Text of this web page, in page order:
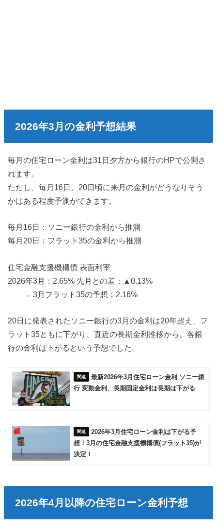
2026年3月の金利予想結果
毎月の住宅ローン金利は31日夕方から銀行のHPで公開さ
れます。
ただし、毎月16日、20日頃に来月の金利がどうなりそう
かはある程度予測ができます。
毎月16日：ソニー銀行の金利から推測
毎月20日：フラット35の金利から推測
住宅金融支援機構債 表面利率
2026年3月：2.65% 先月との差：▲0.13%
→ 3月フラット35の予想：2.16%
20日に発表されたソニー銀行の3月の金利は20年超え、フ
ラット35ともに下がり、直近の長期金利推移から、各銀
行の金利は下がるという予想でした。
最新2026年3月住宅ローン金利 ソニー銀
行 変動金利、長期固定金利は長期は下がる
2026年3月住宅ローン金利は下がる予
想！3月の住宅金融支援機構債(フラット35)が
決定！
2026年4月以降の住宅ローン金利予想